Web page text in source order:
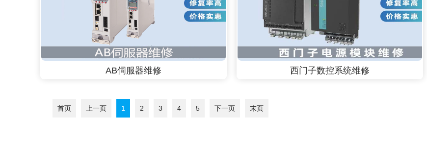
AB伺服器维修 西门子数控系统维修
首页 上一页 1 2 3 4 5 下一页 末页